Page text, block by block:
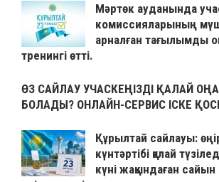
Мәртөк ауданында
комиссияларының
арналған тағылымды
тренингі өтті.
ӨЗ САЙЛАУ УЧАСКЕҢІЗДІ ҚАЛАЙ
БОЛАДЫ? ОНЛАЙН-СЕРВИС ІСКЕ
Құрылтай сайлауы:
күнтәртібі қалай
күні жақындаған